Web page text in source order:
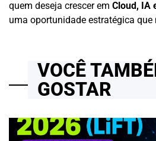
quem deseja crescer em Cloud, IA
uma oportunidade estratégica que
VOCÊ
GOSTAR